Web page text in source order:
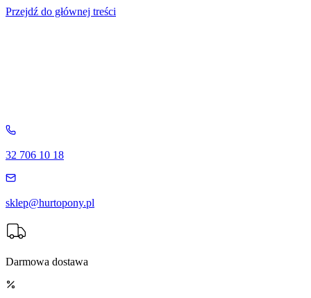
Przejdź do głównej treści
32 706 10 18
sklep@hurtopony.pl
Darmowa dostawa